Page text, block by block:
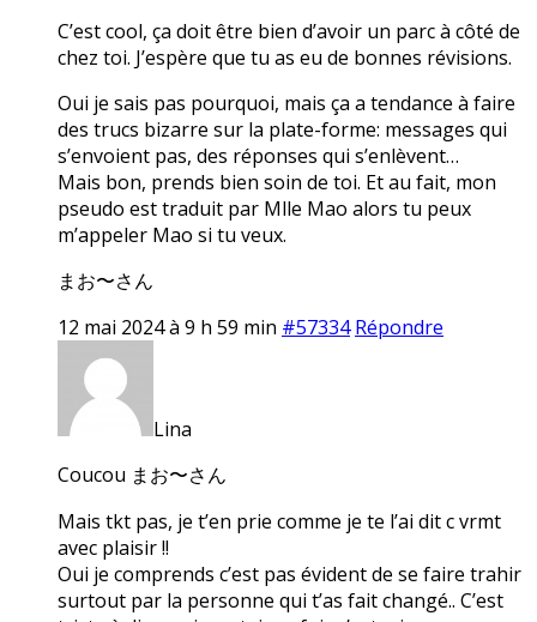
C’est cool, ça doit être bien d’avoir un parc à côté de
chez toi. J’espère que tu as eu de bonnes révisions.
Oui je sais pas pourquoi, mais ça a tendance à faire
des trucs bizarre sur la plate-forme: messages qui
s’envoient pas, des réponses qui s’enlèvent…
Mais bon, prends bien soin de toi. Et au fait, mon
pseudo est traduit par Mlle Mao alors tu peux
m’appeler Mao si tu veux.
まお〜さん
12 mai 2024 à 9 h 59 min #57334 Répondre
Lina
Coucou まお〜さん
Mais tkt pas, je t’en prie comme je te l’ai dit c vrmt
avec plaisir !!
Oui je comprends c’est pas évident de se faire trahir
surtout par la personne qui t’as fait changé.. C’est